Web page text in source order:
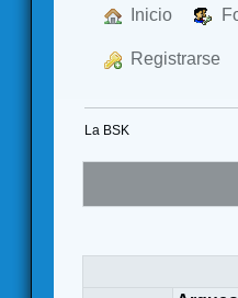
Inicio
Registrarse
La BSK